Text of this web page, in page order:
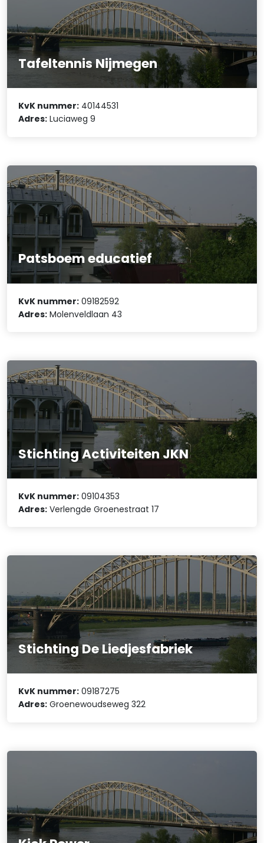
Tafeltennis Nijmegen
KvK nummer: 40144531
Adres: Luciaweg 9
Patsboem educatief
KvK nummer: 09182592
Adres: Molenveldlaan 43
Stichting Activiteiten JKN
KvK nummer: 09104353
Adres: Verlengde Groenestraat 17
Stichting De Liedjesfabriek
KvK nummer: 09187275
Adres: Groenewoudseweg 322